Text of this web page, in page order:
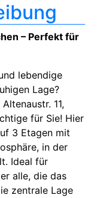
– Perfekt für
lebendige
Lage?
11,
für Sie! Hier
3 Etagen mit
in der
Ideal für
alle, die das
zentrale Lage